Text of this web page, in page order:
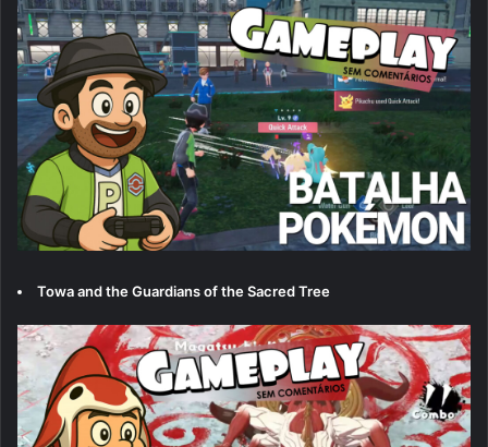
Towa and the Guardians of the Sacred Tree